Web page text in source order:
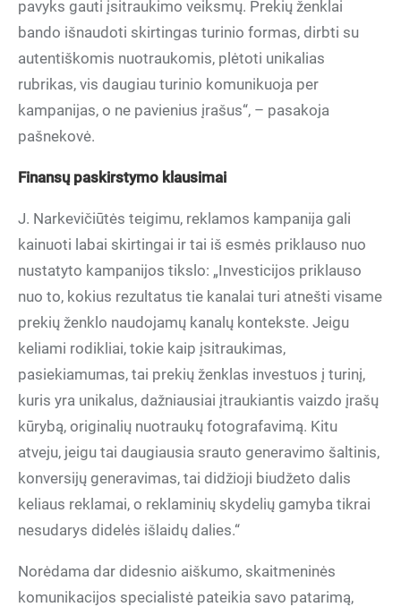
pavyks gauti įsitraukimo veiksmų. Prekių ženklai
bando išnaudoti skirtingas turinio formas, dirbti su
autentiškomis nuotraukomis, plėtoti unikalias
rubrikas, vis daugiau turinio komunikuoja per
kampanijas, o ne pavienius įrašus“, – pasakoja
pašnekovė.
Finansų paskirstymo klausimai
J. Narkevičiūtės teigimu, reklamos kampanija gali
kainuoti labai skirtingai ir tai iš esmės priklauso nuo
nustatyto kampanijos tikslo: „Investicijos priklauso
nuo to, kokius rezultatus tie kanalai turi atnešti visame
prekių ženklo naudojamų kanalų kontekste. Jeigu
keliami rodikliai, tokie kaip įsitraukimas,
pasiekiamumas, tai prekių ženklas investuos į turinį,
kuris yra unikalus, dažniausiai įtraukiantis vaizdo įrašų
kūrybą, originalių nuotraukų fotografavimą. Kitu
atveju, jeigu tai daugiausia srauto generavimo šaltinis,
konversijų generavimas, tai didžioji biudžeto dalis
keliaus reklamai, o reklaminių skydelių gamyba tikrai
nesudarys didelės išlaidų dalies.“
Norėdama dar didesnio aiškumo, skaitmeninės
komunikacijos specialistė pateikia savo patarimą,